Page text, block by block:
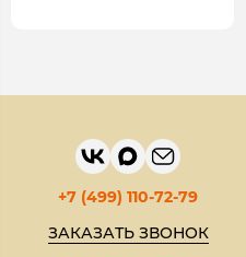
+7 (499) 110-72-79
ЗАКАЗАТЬ ЗВОНОК